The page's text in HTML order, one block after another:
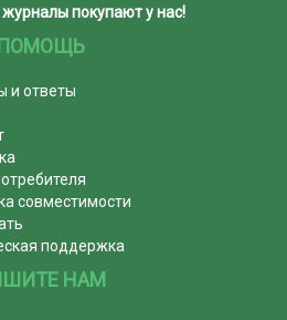
покупают у нас!
и ответы
совместимости
поддержка
НАМ